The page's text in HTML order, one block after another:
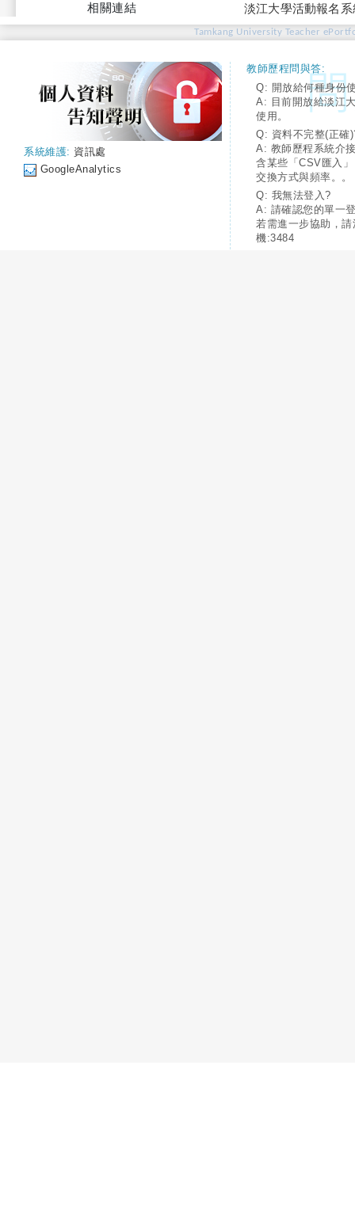
相關連結 淡江大學活動報名
Tamkang University Teacher
系統維護: 資訊處
GoogleAnalytics
教師歷程問與答:
Q: 開放給何種身份
A: 目前開放給淡江
使用。
Q: 資料不完整(正確
A: 教師歷程系統介
含某些「CSV匯入
交換方式與頻率。。
Q: 我無法登入?
A: 請確認您的單一
若需進一步協助，
機:3484